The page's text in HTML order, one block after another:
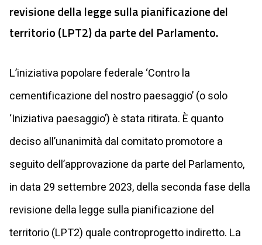
revisione della legge sulla pianificazione del
territorio (LPT2) da parte del Parlamento.
L’iniziativa popolare federale ‘Contro la
cementificazione del nostro paesaggio’ (o solo
‘Iniziativa paesaggio’) è stata ritirata. È quanto
deciso all’unanimità dal comitato promotore a
seguito dell’approvazione da parte del Parlamento,
in data 29 settembre 2023, della seconda fase della
revisione della legge sulla pianificazione del
territorio (LPT2) quale controprogetto indiretto. La